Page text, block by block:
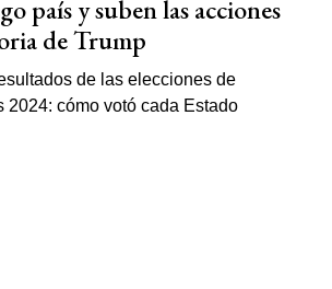
país y suben las acciones
de Trump